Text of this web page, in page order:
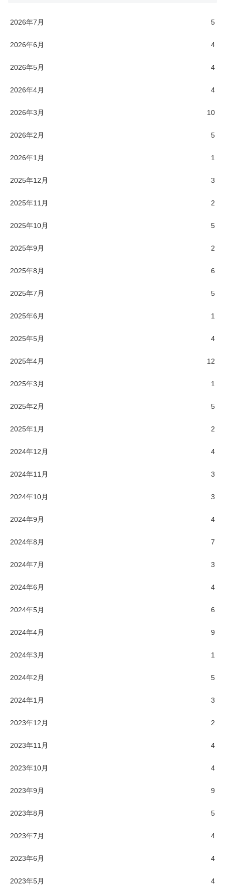
2026年7月 5
2026年6月 4
2026年5月 4
2026年4月 4
2026年3月 10
2026年2月 5
2026年1月 1
2025年12月 3
2025年11月 2
2025年10月 5
2025年9月 2
2025年8月 6
2025年7月 5
2025年6月 1
2025年5月 4
2025年4月 12
2025年3月 1
2025年2月 5
2025年1月 2
2024年12月 4
2024年11月 3
2024年10月 3
2024年9月 4
2024年8月 7
2024年7月 3
2024年6月 4
2024年5月 6
2024年4月 9
2024年3月 1
2024年2月 5
2024年1月 3
2023年12月 2
2023年11月 4
2023年10月 4
2023年9月 9
2023年8月 5
2023年7月 4
2023年6月 4
2023年5月 4